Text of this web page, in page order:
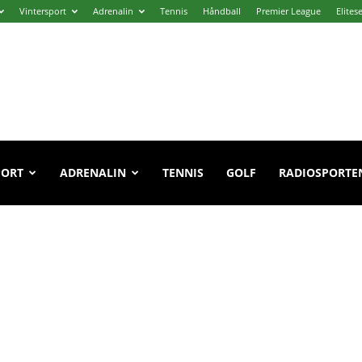
Vintersport Adrenalin Tennis Håndball Premier League
ADRENALIN TENNIS GOLF